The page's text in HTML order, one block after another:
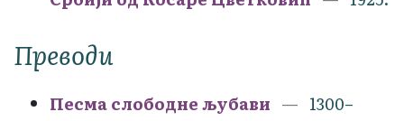
Преводи
Песма слободне љубави
1300–